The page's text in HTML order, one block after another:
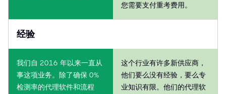
您需要支付重考费用。
经验
我们自 2016 年以来一直从
事这项业务。除了确保 0%
检测率的代理软件和流程
这个行业有许多新供应商，
他们要么没有经验，要么专
业知识有限。他们的代理软